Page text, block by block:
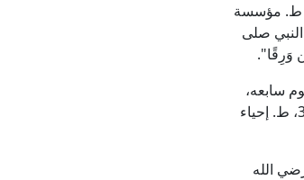
عن ابنه إبراهيم عليه السلام: فقد أخرج الزبير بن بكار [ت: 256هـ] في "المنتخب" (ص: 59، ط. مؤسسة
صلى
وَرِقًا".
سابعه،
وحلق رأسه، وتصدق بِزِنَةِ شعره فِضَّةً على المساكين. ذكره الإمام ابن كثير في "البداية والنهاية" (5/ 325، ط. إحياء
الله